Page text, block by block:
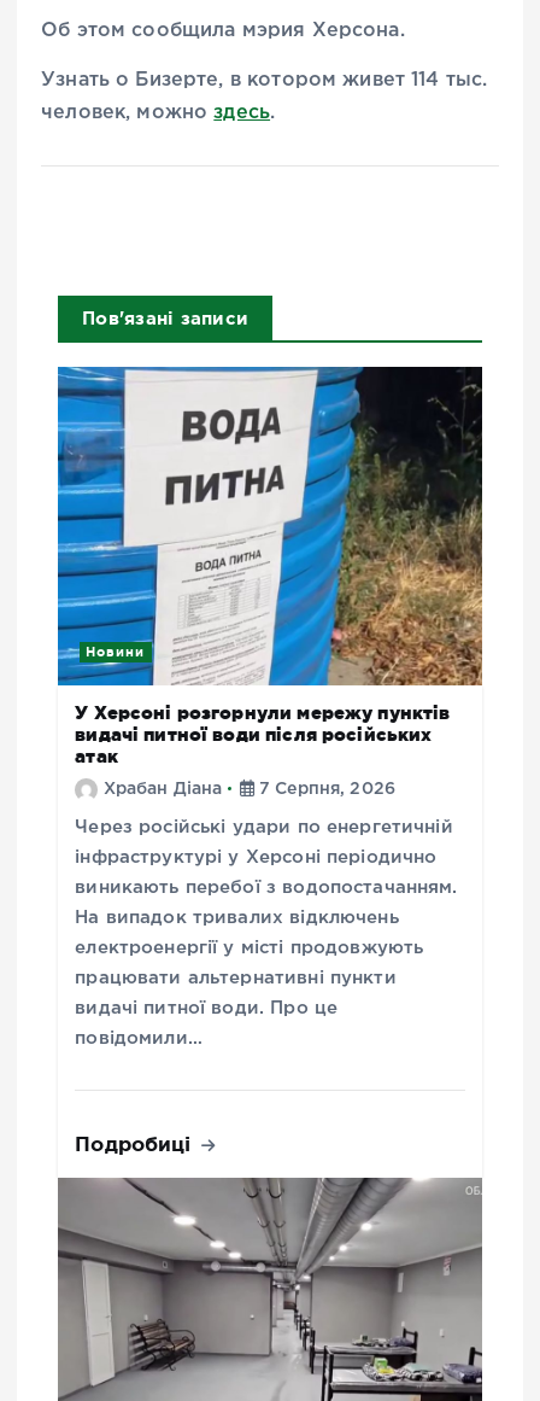
Об этом сообщила мэрия Херсона.
Узнать о Бизерте, в котором живет 114 тыс.
человек, можноздесь.
Пов'язані записи
Новини
У Херсоні розгорнули мережу пунктів
видачі питної води після російських
атак
Храбан Діана 7 Серпня, 2026
Через російські удари по енергетичній
інфраструктурі у Херсоні періодично
виникають перебої з водопостачанням.
На випадок тривалих відключень
електроенергії у місті продовжують
працювати альтернативні пункти
видачі питної води. Про це
повідомили…
Подробиці